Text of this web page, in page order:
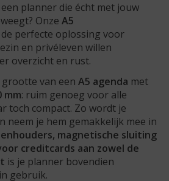
planner die écht met jouw
Onze A5
de perfecte oplossing voor
en privéleven willen
overzicht en rust.
van een A5 agenda met
mm: ruim genoeg voor alle
toch compact. Zo wordt je
neem je hem gemakkelijk mee in
magnetische sluiting
creditcards aan zowel de
is je planner bovendien
gebruik.